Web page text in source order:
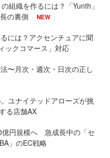
組織を作るには？「Yunth」
の裏側
NEW
には？アクセンチュアに聞
ックコマース」対応
〜月次・週次・日次の正し
ユナイテッドアローズが挑
る店舗AX
億円規模へ 急成長中の「セ
」のEC戦略